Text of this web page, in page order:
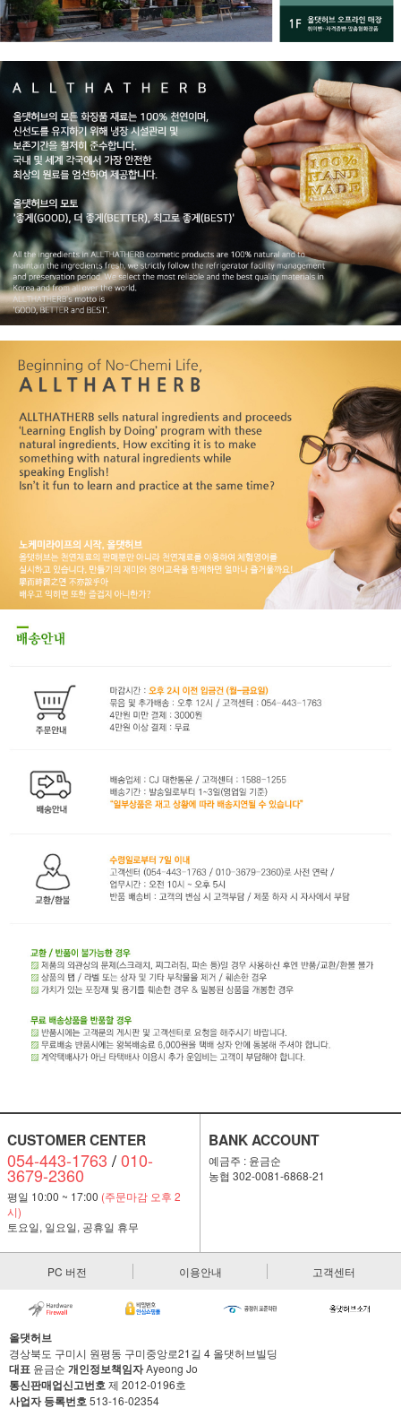
CUSTOMER CENTER
054-443-1763 /010-
3679-2360
평일 10:00 ~ 17:00 (주문마감 오후 2
시)
토요일, 일요일, 공휴일 휴무
BANK ACCOUNT
예금주 : 윤금순
농협 302-0081-6868-21
PC 버전 이용안내 고객센터
올댓허브
경상북도 구미시 원평동 구미중앙로21길 4 올댓허브빌딩
대표 윤금순 개인정보책임자Ayeong Jo
통신판매업신고번호제 2012-0196호
사업자 등록번호513-16-02354